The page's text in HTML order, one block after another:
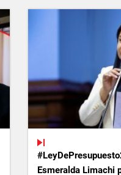
Esmeralda Limachi